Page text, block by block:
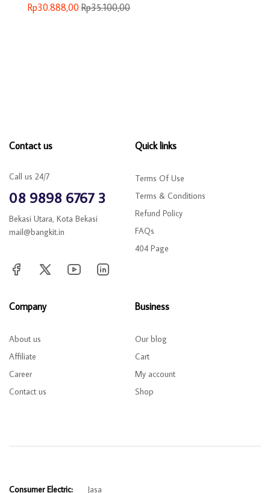
Rp30.888,00 Rp35.100,00
Contact us
Call us 24/7
08 9898 6767 3
Bekasi Utara, Kota Bekasi
mail@bangkit.in
Quick links
Terms Of Use
Terms & Conditions
Refund Policy
FAQs
404 Page
Company
About us
Affiliate
Career
Contact us
Business
Our blog
Cart
My account
Shop
Consumer Electric: Jasa